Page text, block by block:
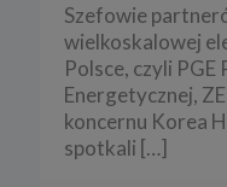
Szefowie
wielkoskalowej
Polsce, czyli PGE
Energetycznej,
koncernu Korea
spotkali […]